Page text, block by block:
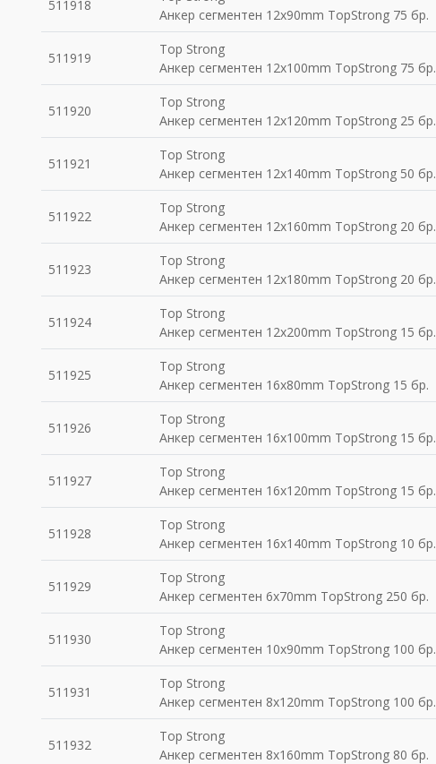
511918
Анкер сегментен 12x90mm TopStrong 75 бр.
511919
Top Strong
Анкер сегментен 12x100mm TopStrong 75 бр.
511920
Top Strong
Анкер сегментен 12x120mm TopStrong 25 бр.
511921
Top Strong
Анкер сегментен 12x140mm TopStrong 50 бр.
511922
Top Strong
Анкер сегментен 12x160mm TopStrong 20 бр.
511923
Top Strong
Анкер сегментен 12x180mm TopStrong 20 бр.
511924
Top Strong
Анкер сегментен 12x200mm TopStrong 15 бр.
511925
Top Strong
Анкер сегментен 16x80mm TopStrong 15 бр.
511926
Top Strong
Анкер сегментен 16x100mm TopStrong 15 бр.
511927
Top Strong
Анкер сегментен 16x120mm TopStrong 15 бр.
511928
Top Strong
Анкер сегментен 16x140mm TopStrong 10 бр.
511929
Top Strong
Анкер сегментен 6х70mm TopStrong 250 бр.
511930
Top Strong
Анкер сегментен 10х90mm TopStrong 100 бр.
511931
Top Strong
Анкер сегментен 8х120mm TopStrong 100 бр.
511932
Top Strong
Анкер сегментен 8х160mm TopStrong 80 бр.